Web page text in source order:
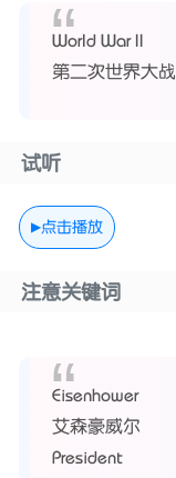
World War II
第二次世界大战
试听
点击播放
注意关键词
Eisenhower
艾森豪威尔
President